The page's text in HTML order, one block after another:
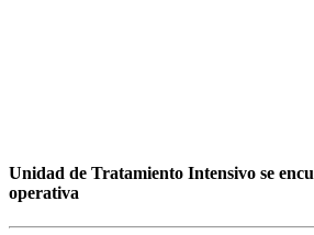
Unidad de Tratamiento Intensivo se
operativa